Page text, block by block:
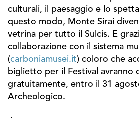
culturali, il paesaggio e lo
questo modo, Monte Sirai
vetrina per tutto il Sulcis. E
collaborazione con il sistema
(carboniamusei.it) coloro che
biglietto per il Festival avranno
gratuitamente, entro il 31
Archeologico.